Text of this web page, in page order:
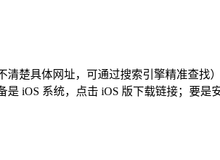
楚具体网址，可通过搜索引擎精准查找
iOS 系统，点击 iOS 版下载链接；要是